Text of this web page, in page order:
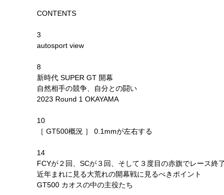
CONTENTS
3
autosport view
8
新時代 SUPER GT 開幕
自然相手の競争、自分との闘い
2023 Round 1 OKAYAMA
10
［ GT500概況 ］ 0.1mmが左右する
14
FCYが２回、SCが３回、そして３度目の赤旗でレース終了
近年まれに見る大荒れの開幕戦に見るべきポイント
GT500 カオスの中の主役たち